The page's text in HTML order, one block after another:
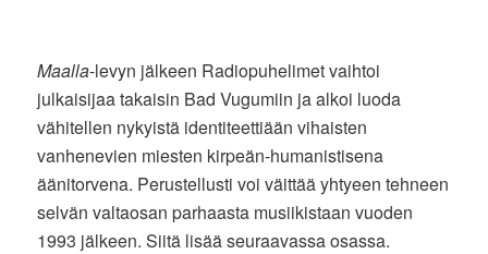
Maalla-levyn jälkeen Radiopuhelimet vaihtoi
julkaisijaa takaisin Bad Vugumiin ja alkoi luoda
vähitellen nykyistä identiteettiään vihaisten
vanhenevien miesten kirpeän-humanistisena
äänitorvena. Perustellusti voi väittää yhtyeen tehneen
selvän valtaosan parhaasta musiikistaan vuoden
1993 jälkeen. Siitä lisää seuraavassa osassa.